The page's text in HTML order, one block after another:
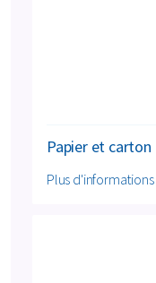
Papier et carton
Plus d'informations